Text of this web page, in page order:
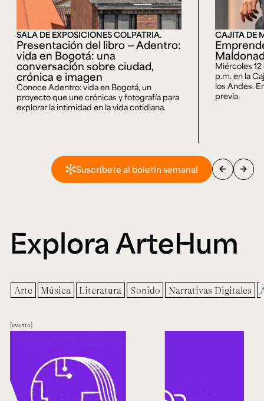
SALA DE EXPOSICIONES COLPATRIA.
Presentación del libro — Adentro:
vida en Bogotá: una
conversación sobre ciudad,
crónica e imagen
Conoce Adentro: vida en Bogotá, un
proyecto que une crónicas y fotografía para
explorar la intimidad en la vida cotidiana.
CAJITA DE
Miércoles
p.m. en la
los Andes.
previa.
Suscríbete al boletín semanal arrow_back arrow_forward
Explora ArteHum
Arte Música Literatura Sonido Narrativas Digitales
evento